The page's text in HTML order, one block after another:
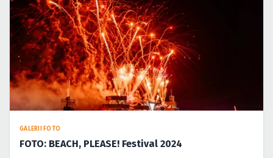
GALERII FOTO
FOTO: BEACH, PLEASE! Festival 2024